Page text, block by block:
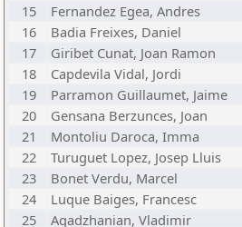
15
Fernandez Egea, Andres
16
Badia Freixes, Daniel
17
Giribet Cunat, Joan Ramon
18
Capdevila Vidal, Jordi
19
Parramon Guillaumet, Jaime
20
Gensana Berzunces, Joan
21
Montoliu Daroca, Imma
22
Turuguet Lopez, Josep Lluis
23
Bonet Verdu, Marcel
24
Luque Baiges, Francesc
25
Agadzhanian, Vladimir